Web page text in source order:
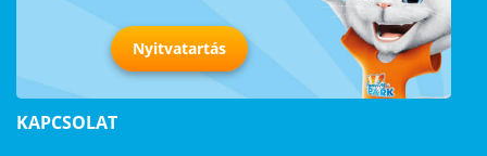
Nyitvatartás
KAPCSOLAT